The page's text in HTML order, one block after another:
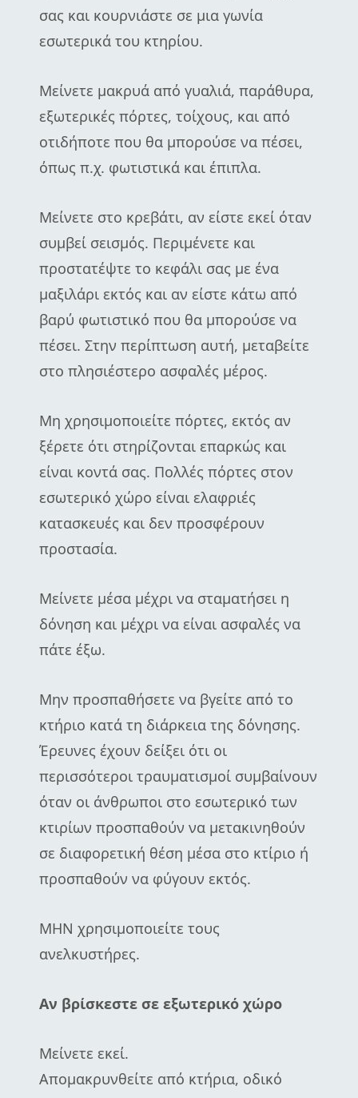
σας και κουρνιάστε σε μια γωνία
εσωτερικά του κτηρίου.
Μείνετε μακρυά από γυαλιά, παράθυρα,
εξωτερικές πόρτες, τοίχους, και από
οτιδήποτε που θα μπορούσε να πέσει,
όπως π.χ. φωτιστικά και έπιπλα.
Μείνετε στο κρεβάτι, αν είστε εκεί όταν
συμβεί σεισμός. Περιμένετε και
προστατέψτε το κεφάλι σας με ένα
μαξιλάρι εκτός και αν είστε κάτω από
βαρύ φωτιστικό που θα μπορούσε να
πέσει. Στην περίπτωση αυτή, μεταβείτε
στο πλησιέστερο ασφαλές μέρος.
Μη χρησιμοποιείτε πόρτες, εκτός αν
ξέρετε ότι στηρίζονται επαρκώς και
είναι κοντά σας. Πολλές πόρτες στον
εσωτερικό χώρο είναι ελαφριές
κατασκευές και δεν προσφέρουν
προστασία.
Μείνετε μέσα μέχρι να σταματήσει η
δόνηση και μέχρι να είναι ασφαλές να
πάτε έξω.
Μην προσπαθήσετε να βγείτε από το
κτήριο κατά τη διάρκεια της δόνησης.
Έρευνες έχουν δείξει ότι οι
περισσότεροι τραυματισμοί συμβαίνουν
όταν οι άνθρωποι στο εσωτερικό των
κτιρίων προσπαθούν να μετακινηθούν
σε διαφορετική θέση μέσα στο κτίριο ή
προσπαθούν να φύγουν εκτός.
ΜΗΝ χρησιμοποιείτε τους
ανελκυστήρες.
Αν βρίσκεστε σε εξωτερικό χώρο
Μείνετε εκεί.
Απομακρυνθείτε από κτήρια, οδικό